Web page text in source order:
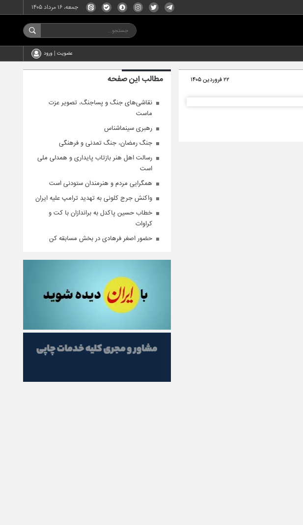
جمعه، ۱۶ مرداد ۱۴۰۵
عضویت | ورود
۲۲ فروردین ۱۴۰۵ مطالب این صفحه
نقاشی‌های جنگ و پساجنگ، تصویر عزت
ماست
رهبری سینما‌شناس
جنگ رمضان، جنگ تمدنی و فرهنگی
رسالت اهل هنر بازتاب پایداری و همدلی ملی
است
همگرایی مردم و هنرمندان ستودنی است
واکنش جرج کلونی به تهدید ترامپ علیه ایران
خطاب حسین پاکدل به براندازان با کت و
کراوات
حضور اصغر فرهادی در بخش مسابقه کن